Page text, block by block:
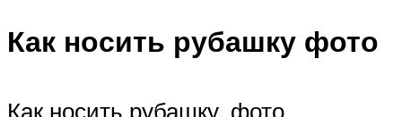
Как носить рубашку фото
Как носить рубашку, фото